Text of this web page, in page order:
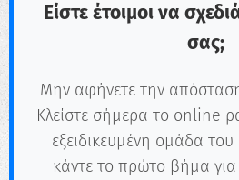
Είστε έτοιμοι να
σας;
Μην αφήνετε την
Κλείστε σήμερα το online
εξειδικευμένη ομάδα
κάντε το πρώτο βήμα για